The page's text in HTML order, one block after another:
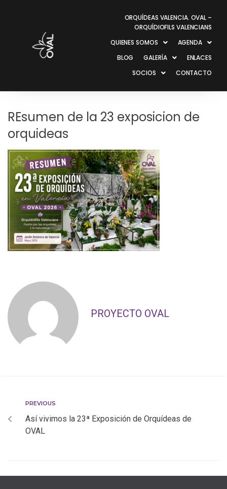
ORQUÍDEAS VALENCIA. OVAL –
ORQUÍDIOFILS VALENCIANS
QUIENES SOMOS
AGENDA
BLOG
GALERÍA
ENLACES
SOCIOS
CONTACTO
REsumen de la 23 exposicion de
orquideas
PROYECTO OVAL
PREVIOUS
Así vivimos la 23ª Exposición de Orquídeas de
OVAL